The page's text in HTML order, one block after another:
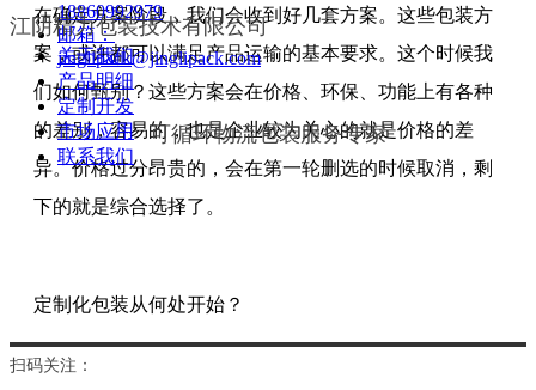
在确定方案阶段，我们会收到好几套方案。这些包装方
案，或许都可以满足产品运输的基本要求。这个时候我
们如何甄别？这些方案会在价格、环保、功能上有各种
的差别，容易的，也是企业较为关心的就是价格的差
异。价格过分昂贵的，会在第一轮删选的时候取消，剩
下的就是综合选择了。
定制化包装从何处开始？
18860992979
邮箱：
jinglipack@jinglipack.com
江阴精力包装技术有限公司
关于我们
产品明细
定制开发
市场应用
联系我们
可循环物流包装服务专家
扫码关注：